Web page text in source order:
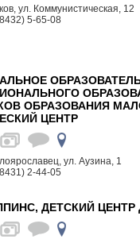
ул. Коммунистическая, 12
5-65-08
ОБРАЗОВАНИЯ
ЦЕНТР
ул. Аузина, 1
2-44-05
ДЕТСКИЙ ЦЕНТР